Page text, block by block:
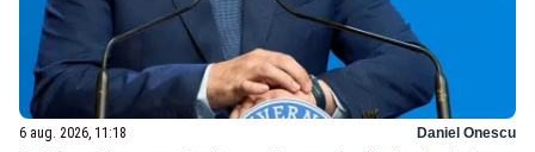
6 aug. 2026, 11:18 Daniel Onescu